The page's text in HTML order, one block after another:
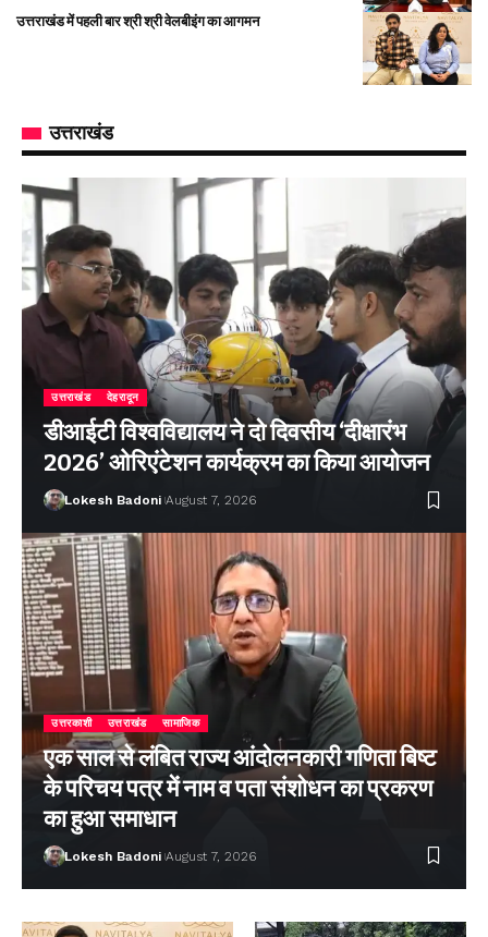
उत्तराखंड में पहली बार श्री श्री वेलबीइंग का आगमन
उत्तराखंड
उत्तराखंड देहरादून
डीआईटी विश्वविद्यालय ने दो दिवसीय ‘दीक्षारंभ
2026’ ओरिएंटेशन कार्यक्रम का किया आयोजन
Lokesh Badoni August 7, 2026
उत्तरकाशी उत्तराखंड सामाजिक
एक साल से लंबित राज्य आंदोलनकारी गणिता बिष्ट
के परिचय पत्र में नाम व पता संशोधन का प्रकरण
का हुआ समाधान
Lokesh Badoni August 7, 2026